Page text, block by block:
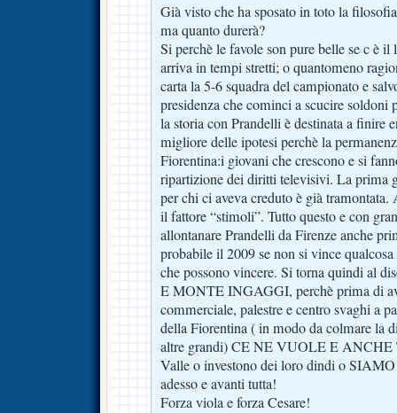
Già visto che ha sposato in toto la
ma quanto durerà?
Si perchè le favole son pure belle se c è
arriva in tempi stretti; o quantomeno
carta la 5-6 squadra del campionato e
presidenza che cominci a scucire soldoni
la storia con Prandelli è destinata a finire
migliore delle ipotesi perchè la
Fiorentina:i giovani che crescono e si
ripartizione dei diritti televisivi. La prima
per chi ci aveva creduto è già tramontata.
il fattore “stimoli”. Tutto questo e con
allontanare Prandelli da Firenze anche
probabile il 2009 se non si vince
che possono vincere. Si torna quindi al
E MONTE INGAGGI, perchè prima di
commerciale, palestre e centro svaghi a
della Fiorentina ( in modo da colmare la
altre grandi) CE NE VUOLE E
Valle o investono dei loro dindi o
adesso e avanti tutta!
Forza viola e forza Cesare!